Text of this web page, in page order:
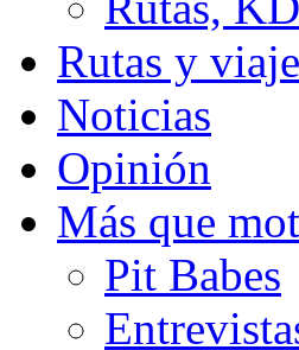
Rutas y
Noticias
Opinión
Más que
Pit Babes